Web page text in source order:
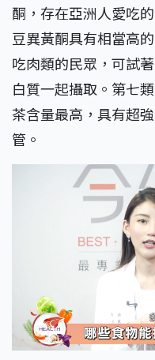
酮，存在亞洲人愛吃
豆異黃酮具有相當高
吃肉類的民眾，可試
白質一起攝取。第七
茶含量最高，具有超
管。